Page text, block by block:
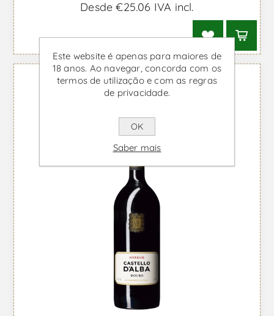
Desde €25,06 IVA incl.
Este website é apenas para maiores de
18 anos. Ao navegar, concorda com os
termos de utilização e com as regras
de privacidade.
OK
Saber mais